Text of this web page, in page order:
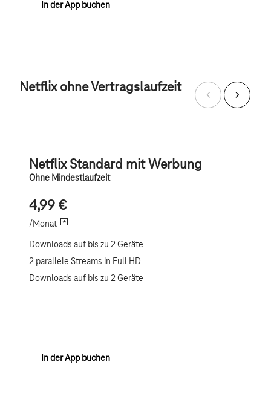
In der App buchen
Netflix ohne Vertragslaufzeit
Netflix Standard mit Werbung
Ohne Mindestlaufzeit
4,99 €
/Monat *
Downloads auf bis zu 2 Geräte
2 parallele Streams in Full HD
Downloads auf bis zu 2 Geräte
In der App buchen